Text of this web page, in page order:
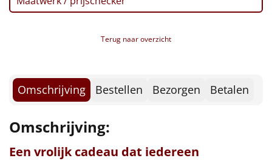
Borrelplank
NIEUW
Noodradio NIEUW
Deken (fleece plaid)
Alle artikelen
Terug naar overzicht
Omschrijving Bestellen Bezorgen Betalen
Omschrijving:
Een vrolijk cadeau dat iedereen